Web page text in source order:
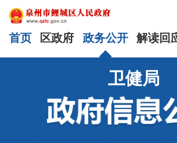
首页 区政府 政务公开 解读回
卫健局